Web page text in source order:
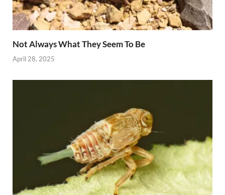
Not Always What They Seem To Be
April 28, 2025